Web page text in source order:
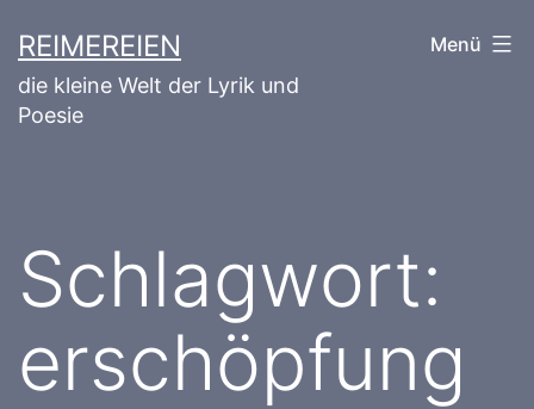
Inhalt
springen
REIMEREIEN
die kleine Welt der Lyrik und
Poesie
Menü
Schlagwort:
erschöpfung